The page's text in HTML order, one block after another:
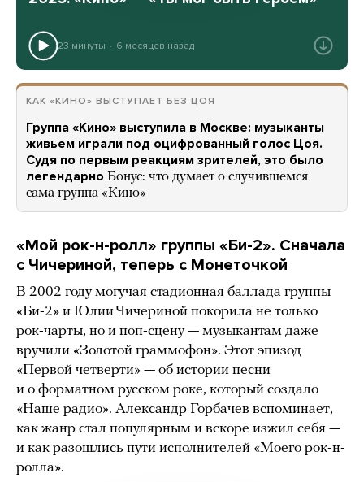
23 минуты 6 месяцев назад
КАК «КИНО» ВЫСТУПАЕТ БЕЗ ЦОЯ
Группа «Кино» выступила в Москве: музыканты
живьем играли под оцифрованный голос Цоя.
Судя по первым реакциям зрителей, это было
легендарно Бонус: что думает о случившемся
сама группа «Кино»
«Мой рок-н-ролл» группы «Би-2». Сначала
с Чичериной, теперь с Монеточкой
В 2002 году могучая стадионная баллада группы
«Би-2» и Юлии Чичериной покорила не только
рок-чарты, но и поп-сцену — музыкантам даже
вручили «Золотой граммофон». Этот эпизод
«Первой четверти» — об истории песни
и о форматном русском роке, который создало
«Наше радио». Александр Горбачев вспоминает,
как жанр стал популярным и вскоре изжил себя —
и как разошлись пути исполнителей «Моего рок-н-
ролла».